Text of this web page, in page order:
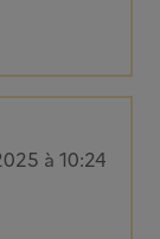
à 10:24